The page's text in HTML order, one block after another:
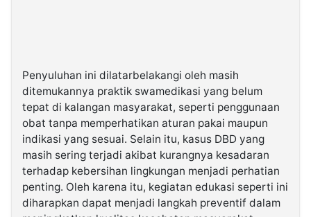
Penyuluhan ini dilatarbelakangi oleh masih
ditemukannya praktik swamedikasi yang belum
tepat di kalangan masyarakat, seperti penggunaan
obat tanpa memperhatikan aturan pakai maupun
indikasi yang sesuai. Selain itu, kasus DBD yang
masih sering terjadi akibat kurangnya kesadaran
terhadap kebersihan lingkungan menjadi perhatian
penting. Oleh karena itu, kegiatan edukasi seperti ini
diharapkan dapat menjadi langkah preventif dalam